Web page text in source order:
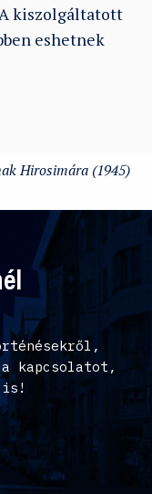
kiszolgáltatott
eshetnek
Hirosimára (1945)
kapcsolatot,
is!